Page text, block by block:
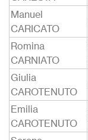
Manuel
CARICATO
Romina
CARNIATO
Giulia
CAROTENUTO
Emilia
CAROTENUTO